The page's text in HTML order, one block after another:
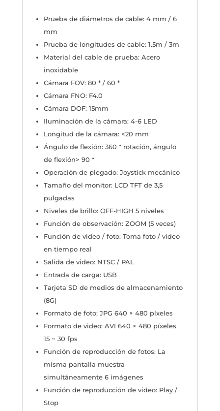
Prueba de diámetros de cable: 4 mm / 6
mm
Prueba de longitudes de cable: 1.5m / 3m
Material del cable de prueba: Acero
inoxidable
Cámara FOV: 80 * / 60 *
Cámara FNO: F4.0
Cámara DOF: 15mm
Iluminación de la cámara: 4-6 LED
Longitud de la cámara: <20 mm
Ángulo de flexión: 360 * rotación, ángulo
de flexión> 90 *
Operación de plegado: Joystick mecánico
Tamaño del monitor: LCD TFT de 3,5
pulgadas
Niveles de brillo: OFF-HIGH 5 niveles
Función de observación: ZOOM (5 veces)
Función de video / foto: Toma foto / video
en tiempo real
Salida de video: NTSC / PAL
Entrada de carga: USB
Tarjeta SD de medios de almacenamiento
(8G)
Formato de foto: JPG 640 × 480 píxeles
Formato de video: AVI 640 × 480 píxeles
15 ~ 30 fps
Función de reproducción de fotos: La
misma pantalla muestra
simultáneamente 6 imágenes
Función de reproducción de video: Play /
Stop